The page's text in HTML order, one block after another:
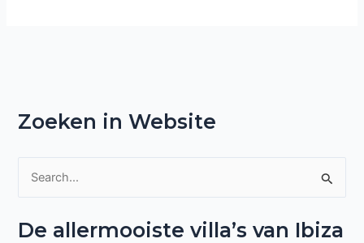
Zoeken in Website
e
De allermooiste villa’s van Ibiza